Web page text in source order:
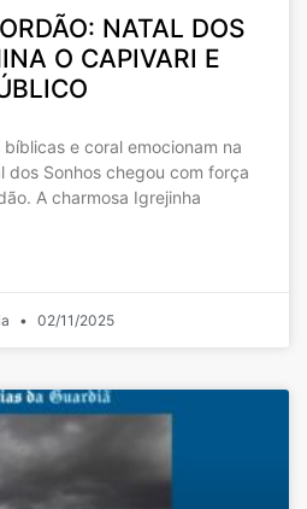
NATAL DOS
O CAPIVARI E
e coral emocionam na
dos Sonhos chegou com força
A charmosa Igrejinha
02/11/2025